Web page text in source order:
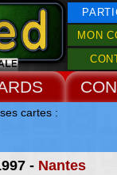
MON
- Nantes
cartes :